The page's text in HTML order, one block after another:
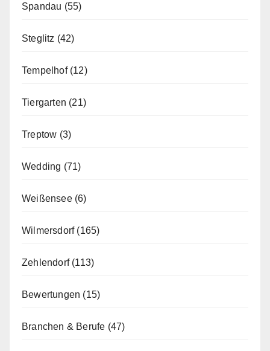
Spandau (55)
Steglitz (42)
Tempelhof(12)
Tiergarten (21)
Treptow (3)
Wedding (71)
Weißensee(6)
Wilmersdorf(165)
Zehlendorf(113)
Bewertungen (15)
Branchen & Berufe (47)